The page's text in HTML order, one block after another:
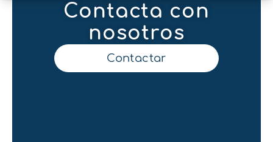
Contacta con
nosotros
Contactar